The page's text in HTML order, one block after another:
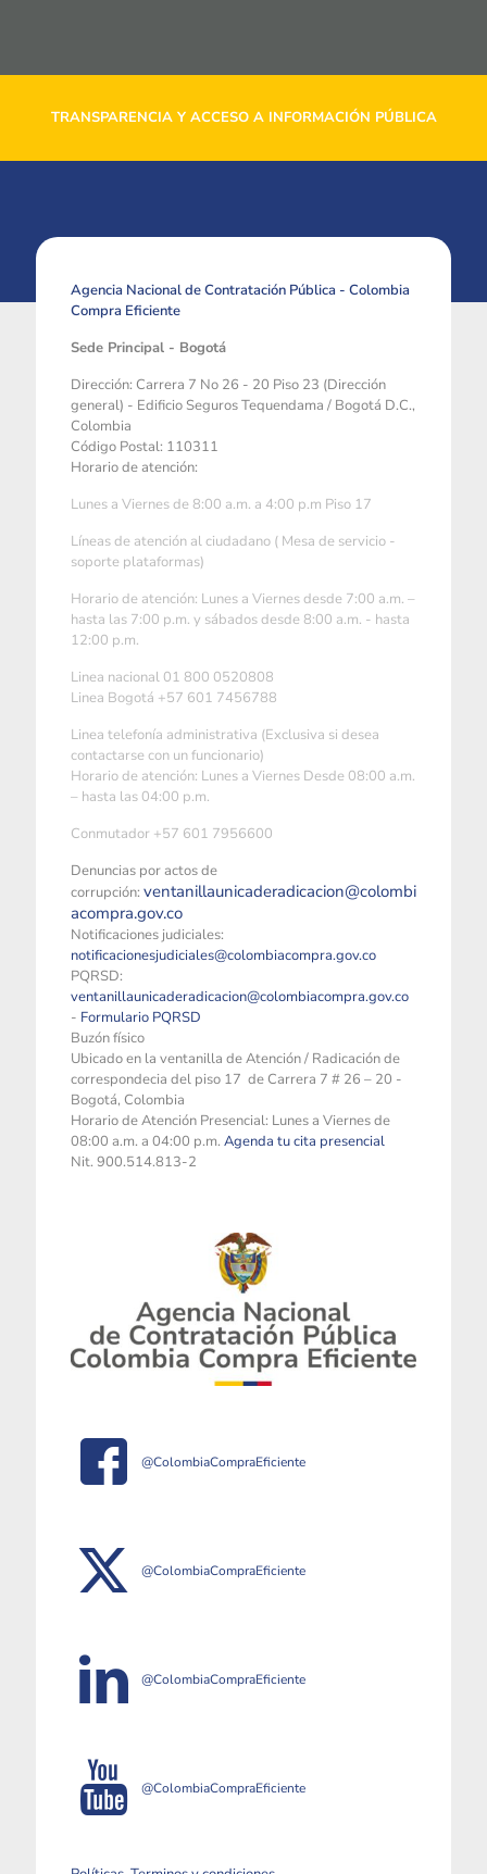
TRANSPARENCIA Y ACCESO A INFORMACIÓN PÚBLICA
Agencia Nacional de Contratación Pública - Colombia
Compra Eficiente
Sede Principal - Bogotá
Dirección: Carrera 7 No 26 - 20 Piso 23 (Dirección
general) - Edificio Seguros Tequendama / Bogotá D.C.,
Colombia
Código Postal: 110311
Horario de atención:
Lunes a Viernes de 8:00 a.m. a 4:00 p.m Piso 17
Líneas de atención al ciudadano ( Mesa de servicio -
soporte plataformas)
Horario de atención: Lunes a Viernes desde 7:00 a.m. –
hasta las 7:00 p.m. y sábados desde 8:00 a.m. - hasta
12:00 p.m.
Linea nacional 01 800 0520808
Linea Bogotá +57 601 7456788
Linea telefonía administrativa (Exclusiva si desea
contactarse con un funcionario)
Horario de atención: Lunes a Viernes Desde 08:00 a.m.
– hasta las 04:00 p.m.
Conmutador +57 601 7956600
Denuncias por actos de
corrupción: ventanillaunicaderadicacion@colombi
acompra.gov.co
Notificaciones judiciales:
notificacionesjudiciales@colombiacompra.gov.co
PQRSD:
ventanillaunicaderadicacion@colombiacompra.gov.co
- Formulario PQRSD
Buzón físico
Ubicado en la ventanilla de Atención / Radicación de
correspondecia del piso 17 de Carrera 7 # 26 – 20 -
Bogotá, Colombia
Horario de Atención Presencial: Lunes a Viernes de
08:00 a.m. a 04:00 p.m. Agenda tu cita presencial
Nit. 900.514.813-2
@ColombiaCompraEficiente
@ColombiaCompraEficiente
@ColombiaCompraEficiente
@ColombiaCompraEficiente